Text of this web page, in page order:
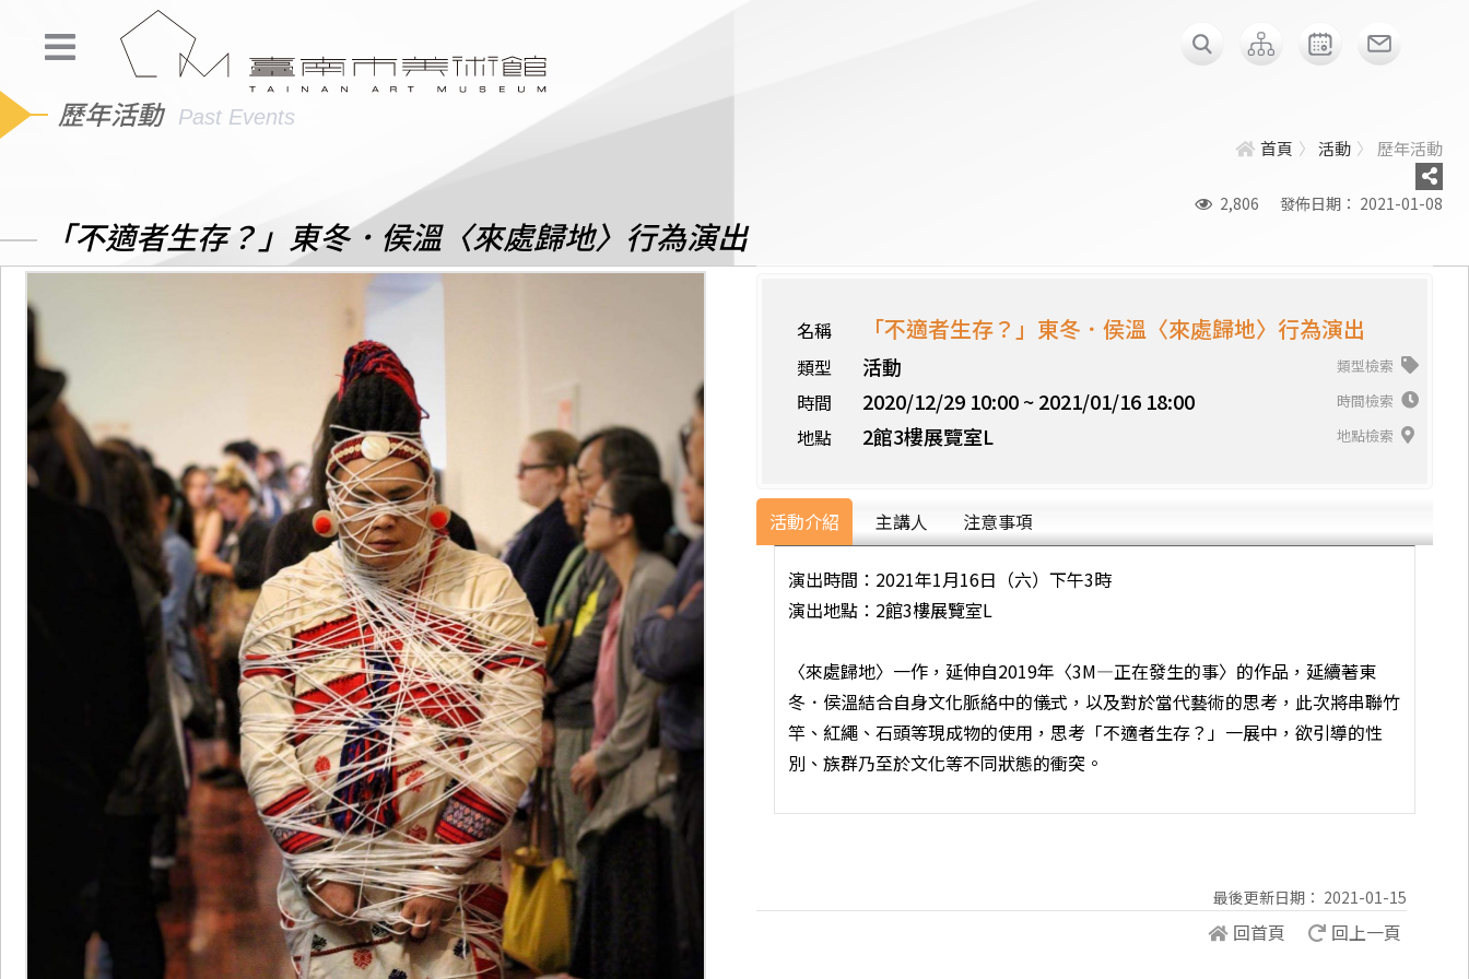
歷年活動 Past Events
首頁 活動 歷年活動
2,806 發佈日期： 2021-01-08
「不適者生存？」東冬．侯溫〈來處歸地〉行為演出
名稱 「不適者生存？」東冬．侯溫〈來處歸地〉行為演出
類型 活動 類型檢索
時間 2020/12/29 10:00 ~ 2021/01/16 18:00 時間檢索
地點 2館3樓展覽室L 地點檢索
活動介紹
演出時間：2021年1月16日（六）下午3時
演出地點：2館3樓展覽室L
〈來處歸地〉一作，延伸自2019年〈3M—正在發生的事〉的作品，延續著東
冬．侯溫結合自身文化脈絡中的儀式，以及對於當代藝術的思考，此次將串聯竹
竿、紅繩、石頭等現成物的使用，思考「不適者生存？」一展中，欲引導的性
別、族群乃至於文化等不同狀態的衝突。
主講人 注意事項
最後更新日期： 2021-01-15
回首頁 回上一頁